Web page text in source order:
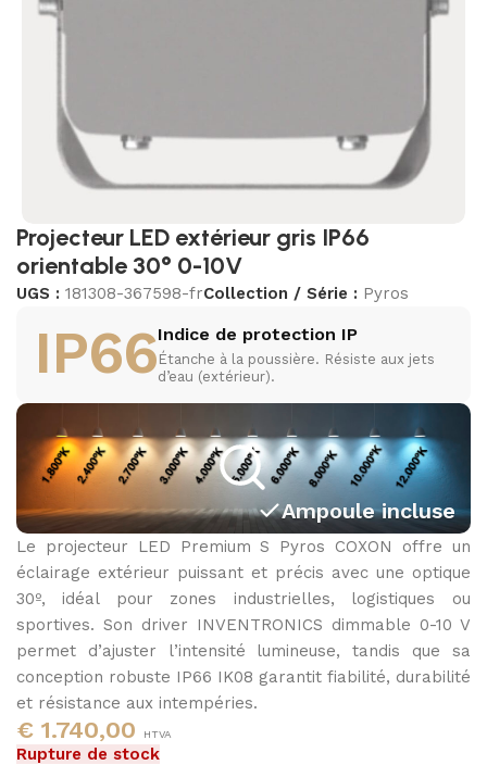
Projecteur LED extérieur gris IP66
orientable 30° 0-10V
UGS : 181308-367598-frCollection / Série : Pyros
IP66Indice de protection IP
Étanche à la poussière. Résiste aux jets
d’eau (extérieur).
3000K - 4000K - 5000K
Ampoule incluse
Le projecteur LED Premium S Pyros COXON offre un
éclairage extérieur puissant et précis avec une optique
30º, idéal pour zones industrielles, logistiques ou
sportives. Son driver INVENTRONICS dimmable 0-10 V
permet d’ajuster l’intensité lumineuse, tandis que sa
conception robuste IP66 IK08 garantit fiabilité, durabilité
et résistance aux intempéries.
€ 1.740,00 HTVA
Rupture de stock